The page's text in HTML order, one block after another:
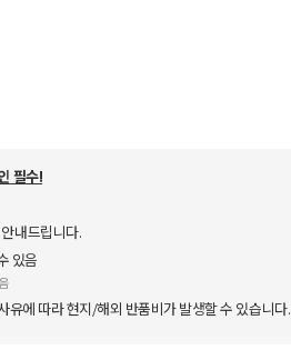
필수!
내드립니다.
있음
유에 따라 현지/해외 반품비가 발생할 수 있습니다.